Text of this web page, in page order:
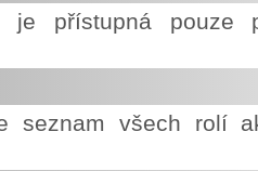
je přístupná
seznam všech rolí